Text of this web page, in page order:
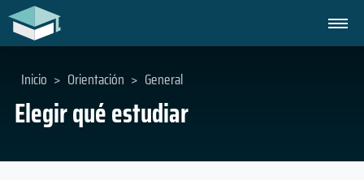
Elegir qué estudiar
Inicio > Orientación > General